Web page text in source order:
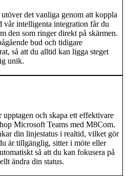
det vanliga genom att koppla
intelligenta integration får du
den som ringer direkt på skärmen.
bud och tidigare
så att du alltid kan ligga steget
unik.
upptagen och skapa ett effektivare
Microsoft Teams med M8Com.
din linjestatus i realtid, vilket gör
är tillgänglig, sitter i möte eller
så att du kan fokusera på
ändra din status.